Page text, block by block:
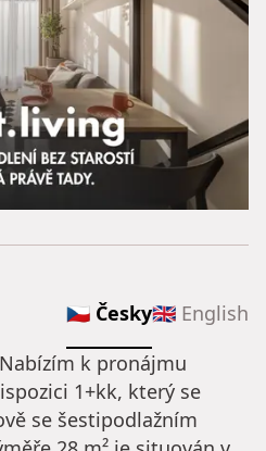
🇨🇿 Česky🇬🇧 English
Nabízím k pronájmu
1+kk, který se
se šestipodlažním